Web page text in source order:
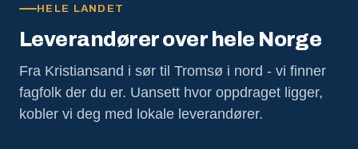
HELE LANDET
Leverandører over hele Norge
Fra Kristiansand i sør til Tromsø i nord - vi finner
fagfolk der du er. Uansett hvor oppdraget ligger,
kobler vi deg med lokale leverandører.